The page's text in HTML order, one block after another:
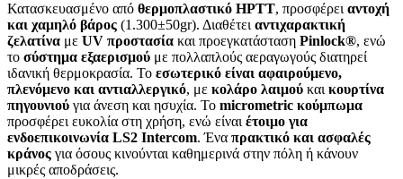
Κατασκευασμένο από θερμοπλαστικό HPTT, προσφέρει αντοχή
και χαμηλό βάρος (1.300±50gr). Διαθέτει αντιχαρακτική
ζελατίνα με UV προστασία και προεγκατάσταση Pinlock®, ενώ
το σύστημα εξαερισμού με πολλαπλούς αεραγωγούς διατηρεί
ιδανική θερμοκρασία. Το εσωτερικό είναι αφαιρούμενο,
πλενόμενο και αντιαλλεργικό, με κολάρο λαιμού και κουρτίνα
πηγουνιού για άνεση και ησυχία. Το micrometric κούμπωμα
προσφέρει ευκολία στη χρήση, ενώ είναι έτοιμο για
ενδοεπικοινωνία LS2 Intercom. Ένα πρακτικό και ασφαλές
κράνος για όσους κινούνται καθημερινά στην πόλη ή κάνουν
μικρές αποδράσεις.